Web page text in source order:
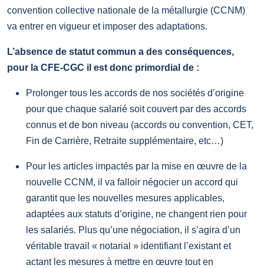
convention collective nationale de la métallurgie (CCNM)
va entrer en vigueur et imposer des adaptations.
L’absence de statut commun a des conséquences,
pour la CFE-CGC il est donc primordial de :
Prolonger tous les accords de nos sociétés d’origine
pour que chaque salarié soit couvert par des accords
connus et de bon niveau (accords ou convention, CET,
Fin de Carrière, Retraite supplémentaire, etc…)
Pour les articles impactés par la mise en œuvre de la
nouvelle CCNM, il va falloir négocier un accord qui
garantit que les nouvelles mesures applicables,
adaptées aux statuts d’origine, ne changent rien pour
les salariés. Plus qu’une négociation, il s’agira d’un
véritable travail « notarial » identifiant l’existant et
actant les mesures à mettre en œuvre tout en